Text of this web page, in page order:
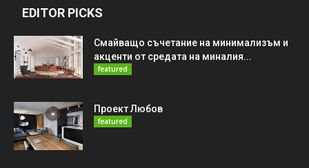
EDITOR PICKS
Смайващо съчетание на минимализъм и
акценти от средата на миналия...
featured
Проект Любов
featured